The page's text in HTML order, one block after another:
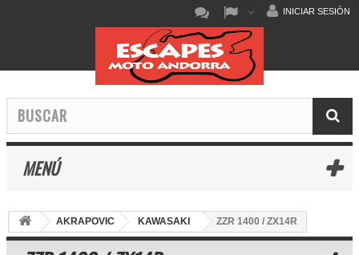
INICIAR SESIÓN
MENÚ
AKRAPOVIC KAWASAKI ZZR 1400 / ZX14R